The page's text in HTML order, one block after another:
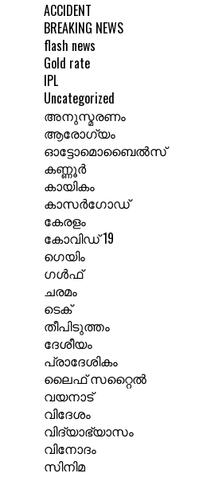
ACCIDENT
BREAKING NEWS
flash news
Gold rate
IPL
Uncategorized
അനുസ്മരണം
ആരോഗ്യം
ഓട്ടോമൊബൈൽസ്
കണ്ണൂർ
കായികം
കാസർഗോഡ്
കേരളം
കോവിഡ് 19
ഗെയിം
ഗൾഫ്
ചരമം
ടെക്
തീപിടുത്തം
ദേശീയം
പ്രാദേശികം
ലൈഫ് സറ്റൈൽ
വയനാട്
വിദേശം
വിദ്യാഭ്യാസം
വിനോദം
സിനിമ